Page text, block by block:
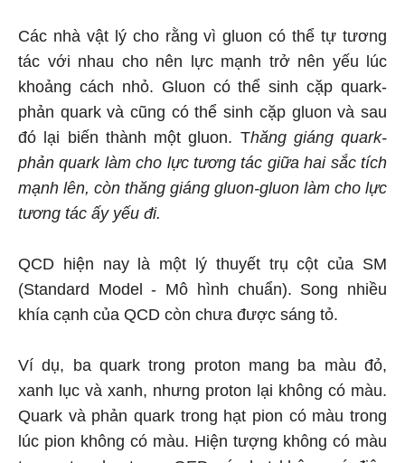
Các nhà vật lý cho rằng vì gluon có thể tự tương
tác với nhau cho nên lực mạnh trở nên yếu lúc
khoảng cách nhỏ. Gluon có thể sinh cặp quark-
phản quark và cũng có thể sinh cặp gluon và sau
đó lại biến thành một gluon. Thăng giáng quark-
phản quark làm cho lực tương tác giữa hai sắc tích
mạnh lên, còn thăng giáng gluon-gluon làm cho lực
tương tác ấy yếu đi.
QCD hiện nay là một lý thuyết trụ cột của SM
(Standard Model - Mô hình chuẩn). Song nhiều
khía cạnh của QCD còn chưa được sáng tỏ.
Ví dụ, ba quark trong proton mang ba màu đỏ,
xanh lục và xanh, nhưng proton lại không có màu.
Quark và phản quark trong hạt pion có màu trong
lúc pion không có màu. Hiện tượng không có màu